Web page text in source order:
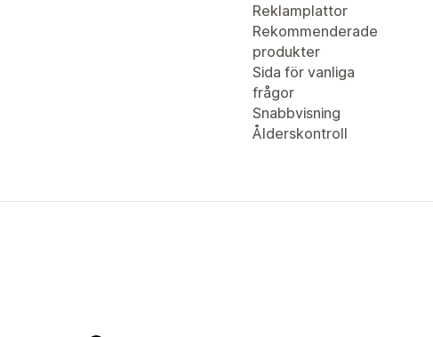
Reklamplattor
Rekommenderade
produkter
Sida för vanliga
frågor
Snabbvisning
Ålderskontroll